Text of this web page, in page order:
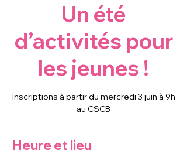
Un été
d’activités pour
les jeunes !
Inscriptions à partir du mercredi 3 juin à 9h
au CSCB
Heure et lieu